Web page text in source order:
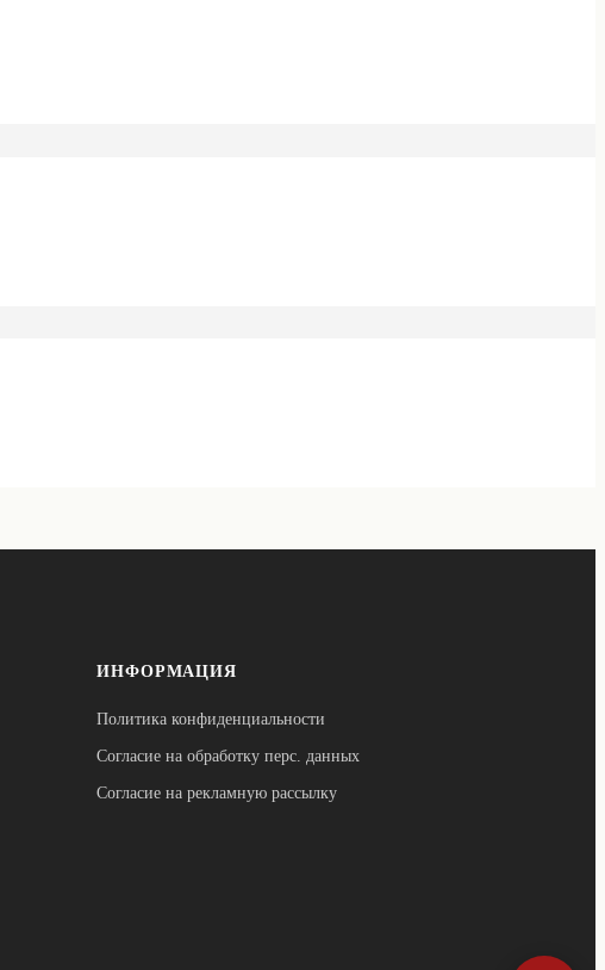
ИНФОРМАЦИЯ
Политика конфиденциальности
Согласие на обработку перс. данных
Согласие на рекламную рассылку